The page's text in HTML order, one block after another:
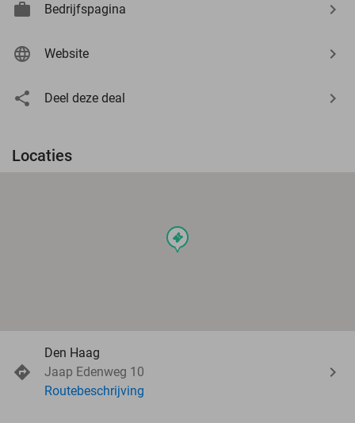
Bedrijfspagina
Website
Deel deze deal
Locaties
events
Den Haag
Jaap Edenweg 10
Routebeschrijving